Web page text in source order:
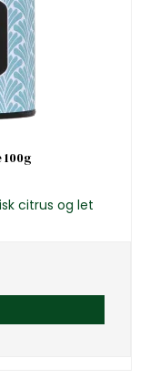
citrus og let